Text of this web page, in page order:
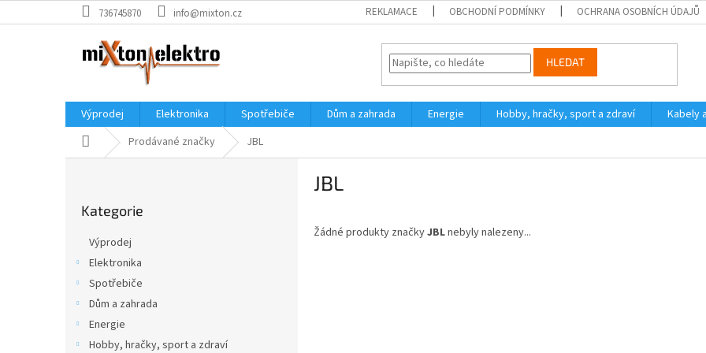
na
736745870 info@mixton.cz REKLAMACE OBCHODNÍ PODMÍNKY OCHRANA OSOBNÍCH ÚDAJŮ
HLEDAT
Výprodej Elektronika Spotřebiče Dům a zahrada Energie Hobby, hračky, sport a zdraví Kabely
Domů Prodávané značky JBL
kategorie
Kategorie
Výprodej
Elektronika
Spotřebiče
Dům a zahrada
Energie
Hobby, hračky, sport a zdraví
JBL
Žádné produkty značkyJBLnebyly nalezeny...